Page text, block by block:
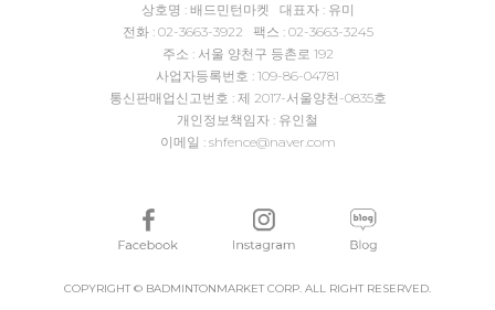
상호명 : 배드민턴마켓 대표자 : 유미
전화 : 02-3663-3922 팩스 : 02-3663-3245
주소 : 서울 양천구 등촌로 192
사업자등록번호 : 109-86-04781
통신판매업신고번호 : 제 2017-서울양천-0835호
개인정보책임자 : 유인철
이메일 : shfence@naver.com
COPYRIGHT © BADMINTONMARKET CORP. ALL RIGHT RESERVED.